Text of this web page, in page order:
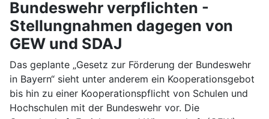
Bundeswehr verpflichten -
Stellungnahmen dagegen von
GEW und SDAJ
Das geplante „Gesetz zur Förderung der Bundeswehr
in Bayern“ sieht unter anderem ein Kooperationsgebot
bis hin zu einer Kooperationspflicht von Schulen und
Hochschulen mit der Bundeswehr vor. Die